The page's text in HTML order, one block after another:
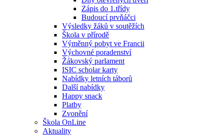
Zápis do 1.třídy
Budoucí prvňáčci
Výsledky žáků v soutěžích
Škola v přírodě
Výměnný pobyt ve Francii
Výchovné poradenství
Žákovský parlament
ISIC scholar karty
Nabídky letních táborů
Další nabídky
Happy snack
Platby
Zvonění
Škola OnLine
Aktuality